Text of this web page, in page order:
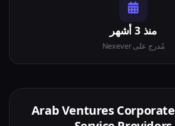
منذ 3 أشهر
مُدرج على Nexever
نبذة عن Arab Ventures Corporate